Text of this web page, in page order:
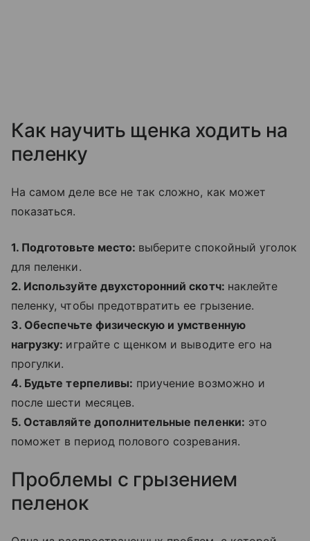
Как научить щенка ходить на
пеленку
На самом деле все не так сложно, как может
показаться.
1. Подготовьте место: выберите спокойный уголок
для пеленки.
2. Используйте двухсторонний скотч: наклейте
пеленку, чтобы предотвратить ее грызение.
3. Обеспечьте физическую и умственную
нагрузку: играйте с щенком и выводите его на
прогулки.
4. Будьте терпеливы: приучение возможно и
после шести месяцев.
5. Оставляйте дополнительные пеленки: это
поможет в период полового созревания.
Проблемы с грызением
пеленок